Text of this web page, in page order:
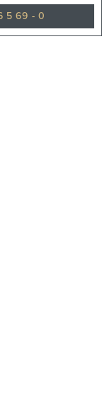
5 69 - 0